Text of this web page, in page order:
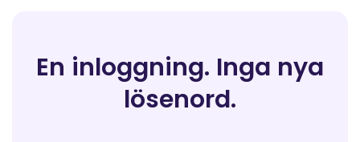
En inloggning. Inga nya
lösenord.